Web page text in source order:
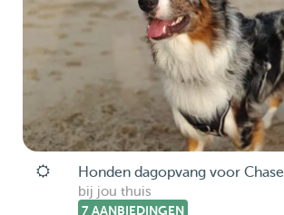
Honden dagopvang voor Chase
bij jou thuis
7 AANBIEDINGEN